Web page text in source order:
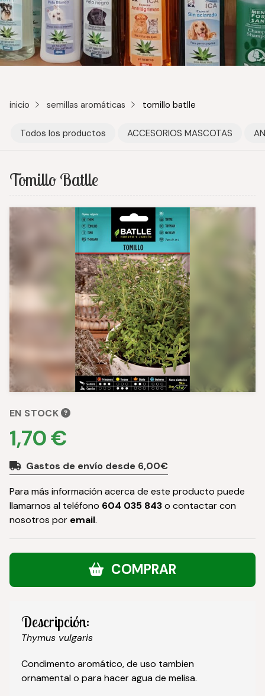
inicio semillas aromáticas tomillo batlle
Todos los productos ACCESORIOS MASCOTAS
Tomillo Batlle
EN STOCK
1,70 €
Gastos de envío desde 6,00€
Para más información acerca de este producto puede
llamarnos al teléfono 604 035 843o contactar con
nosotros por email.
COMPRAR
Descripción:
Thymus vulgaris
Condimento aromático, de uso tambien
ornamental o para hacer agua de melisa.